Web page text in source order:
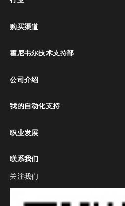
购买渠道
霍尼韦尔技术支持部
公司介绍
我的自动化支持
职业发展
联系我们
toggle view
关注我们